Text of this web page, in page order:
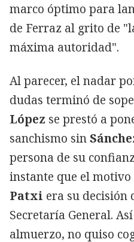
marco óptimo para
de Ferraz al grito de
máxima autoridad".
Al parecer, el nadar
dudas terminó de
López se prestó a
sanchismo sin
persona de su
instante que el
Patxi era su decisión
Secretaría General.
almuerzo, no quiso